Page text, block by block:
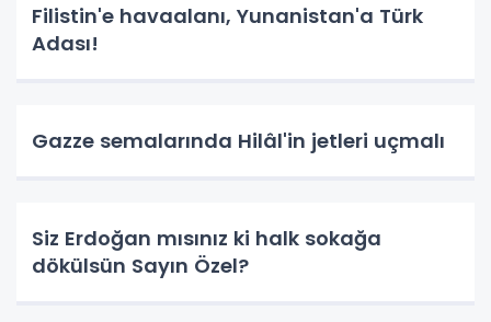
Filistin'e havaalanı, Yunanistan'a Türk
Adası!
Gazze semalarında Hilâl'in jetleri uçmalı
Siz Erdoğan mısınız ki halk sokağa
dökülsün Sayın Özel?